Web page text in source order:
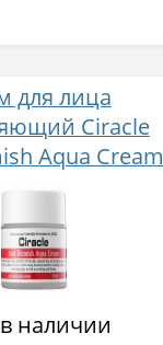
для лица
Ciracle
Aqua Cream
50 мл
наличии